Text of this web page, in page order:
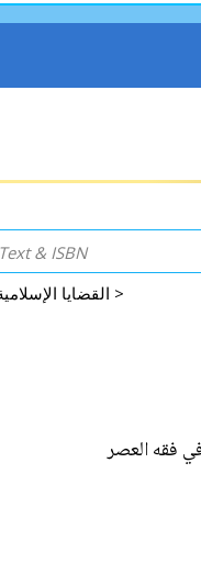
Islam: Contemporary Issues القضايا الإسلامية المعاصرة >